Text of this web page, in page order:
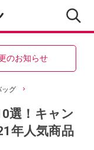
のお知らせ
ッグ
選！キャン
年人気商品